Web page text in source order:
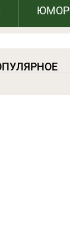
ЮМОР